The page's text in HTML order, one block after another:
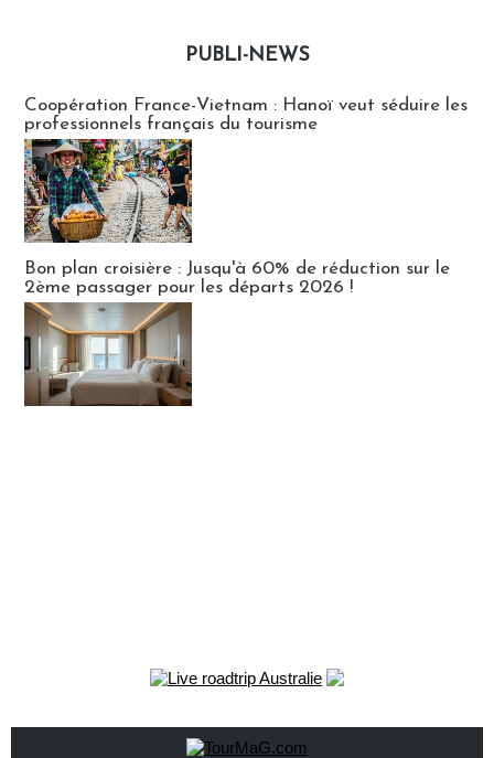
PUBLI-NEWS
Coopération France-Vietnam : Hanoï veut séduire les
professionnels français du tourisme
Bon plan croisière : Jusqu'à 60% de réduction sur le
2ème passager pour les départs 2026 !